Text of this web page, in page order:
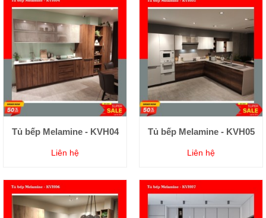
Tủ bếp Melamine - KVH04
Liên hệ
Tủ bếp Melamine - KVH05
Liên hệ